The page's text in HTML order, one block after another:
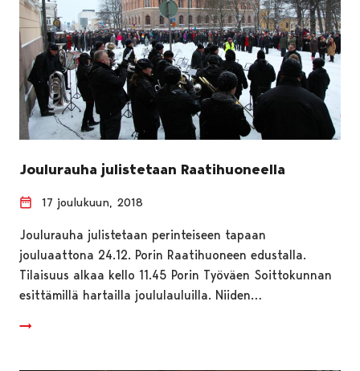
Joulurauha julistetaan Raatihuoneella
17 joulukuun, 2018
Joulurauha julistetaan perinteiseen tapaan
jouluaattona 24.12. Porin Raatihuoneen edustalla.
Tilaisuus alkaa kello 11.45 Porin Työväen Soittokunnan
esittämillä hartailla joululauluilla. Niiden…